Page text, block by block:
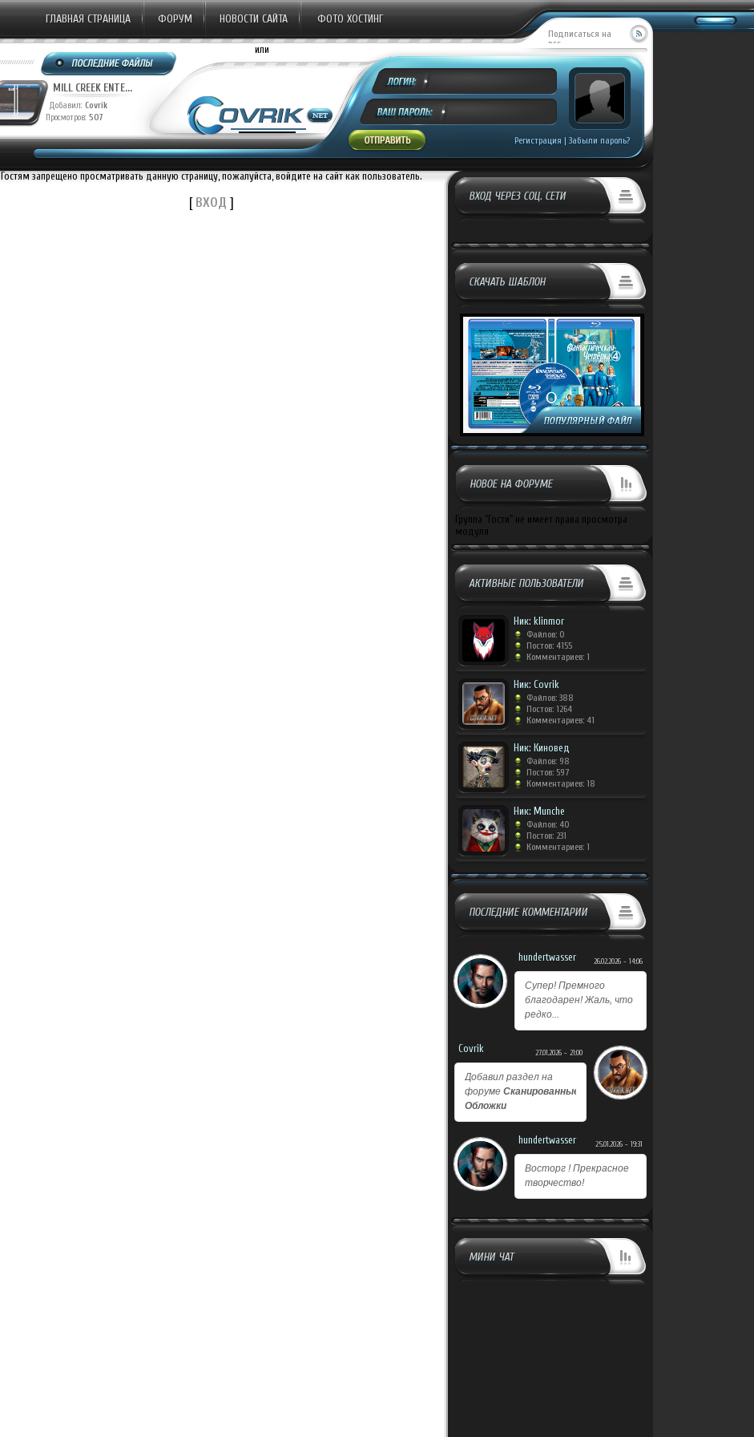
ГЛАВНАЯ СТРАНИЦА ФОРУМ НОВОСТИ САЙТА ФОТО ХОСТИНГ
Подписаться на
RSS
MILL CREEK ENTE...
Добавил: Covrik
Просмотров: 507
Регистрация | Забыли пароль?
или
Гостям запрещено просматривать данную страницу, пожалуйста, войдите на сайт как пользователь.
[ВХОД ] ВХОД ЧЕРЕЗ СОЦ. СЕТИ
СКАЧАТЬ ШАБЛОН
НОВОЕ НА ФОРУМЕ
Группа "Гости" не имеет права просмотра
модуля
АКТИВНЫЕ ПОЛЬЗОВАТЕЛИ
Ник: klinmor
Файлов: 0
Постов: 4155
Комментариев: 1
Ник: Covrik
Файлов: 388
Постов: 1264
Комментариев: 41
Ник: Киновед
Файлов: 98
Постов: 597
Комментариев: 18
Ник: Munche
Файлов: 40
Постов: 231
Комментариев: 1
ПОСЛЕДНИЕ КОММЕНТАРИИ
hundertwasser 26.02.2026 - 14:06
Супер! Премного
благодарен! Жаль, что
редко...
Covrik 27.01.2026 - 21:00
Добавил раздел на
форуме Сканированные
Обложки
hundertwasser 25.01.2026 - 19:31
Восторг ! Прекрасное
творчество!
МИНИ ЧАТ